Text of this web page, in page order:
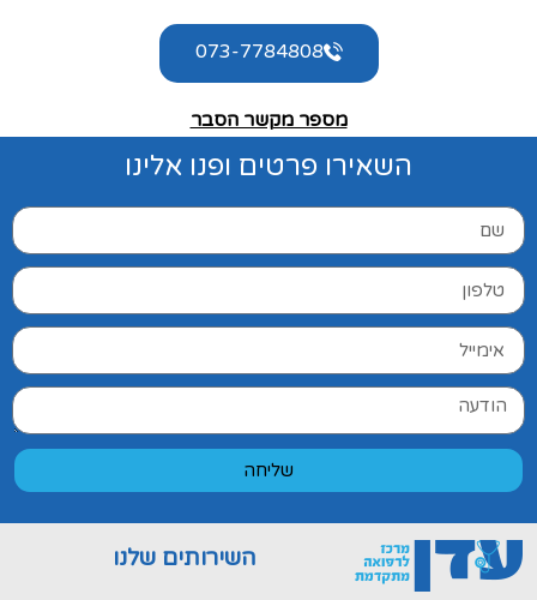
073-7784808
מספר מקשר הסבר
השאירו פרטים ופנו אלינו
שליחה
השירותים שלנו